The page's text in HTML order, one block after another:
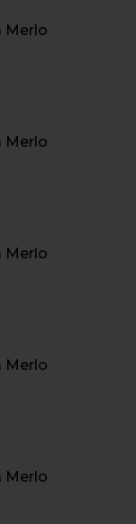
Merlo
Merlo
Merlo
Merlo
Merlo